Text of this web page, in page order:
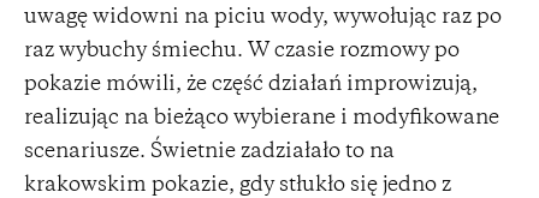
uwagę widowni na piciu wody, wywołując raz po
raz wybuchy śmiechu. W czasie rozmowy po
pokazie mówili, że część działań improwizują,
realizując na bieżąco wybierane i modyfikowane
scenariusze. Świetnie zadziałało to na
krakowskim pokazie, gdy stłukło się jedno z